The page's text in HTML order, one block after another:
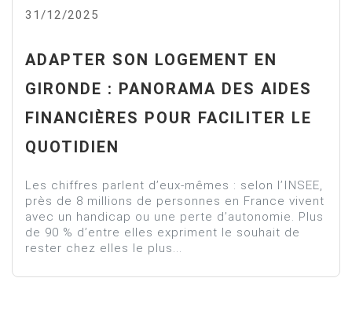
31/12/2025
ADAPTER SON LOGEMENT EN
GIRONDE : PANORAMA DES AIDES
FINANCIÈRES POUR FACILITER LE
QUOTIDIEN
Les chiffres parlent d’eux-mêmes : selon l’INSEE,
près de 8 millions de personnes en France vivent
avec un handicap ou une perte d’autonomie. Plus
de 90 % d’entre elles expriment le souhait de
rester chez elles le plus...